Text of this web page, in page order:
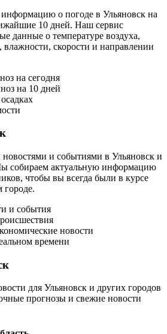
о погоде в Ульяновск на
10 дней. Наш сервис
данные о температуре воздуха,
скорости и направлении
на сегодня
на 10 дней
и событиями в Ульяновск и
собираем актуальную информацию
чтобы вы всегда были в курсе
городе.
и события
новости
времени
для Ульяновск и других городов
прогнозы и свежие новости